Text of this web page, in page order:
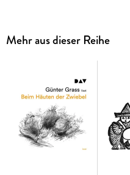
Ungekürzte Lesung 3 mp3-
Mehr aus dieser Reihe